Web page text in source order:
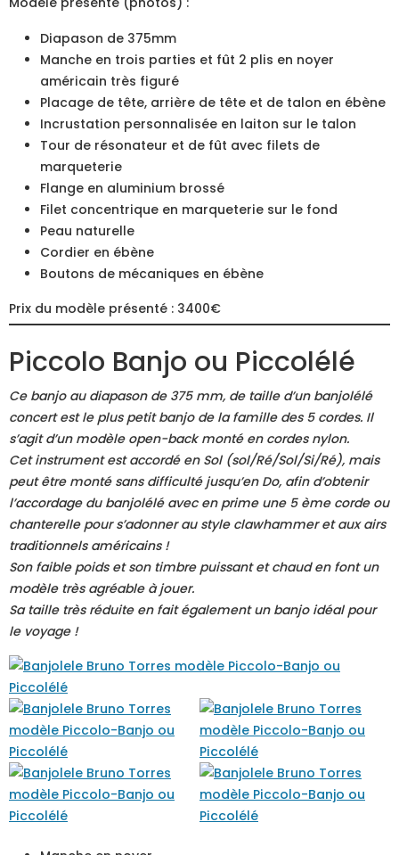
Diapason de 375mm
Manche en trois parties et fût 2 plis en noyer
américain très figuré
Placage de tête, arrière de tête et de talon en ébène
Incrustation personnalisée en laiton sur le talon
Tour de résonateur et de fût avec filets de
marqueterie
Flange en aluminium brossé
Filet concentrique en marqueterie sur le fond
Peau naturelle
Cordier en ébène
Boutons de mécaniques en ébène
Prix du modèle présenté : 3400€
Piccolo Banjo ou Piccolélé
Ce banjo au diapason de 375 mm, de taille d’un banjolélé
concert est le plus petit banjo de la famille des 5 cordes. Il
s’agit d’un modèle open-back monté en cordes nylon.
Cet instrument est accordé en Sol (sol/Ré/Sol/Si/Ré), mais
peut être monté sans difficulté jusqu’en Do, afin d’obtenir
l’accordage du banjolélé avec en prime une 5 ème corde ou
chanterelle pour s’adonner au style clawhammer et aux airs
traditionnels américains !
Son faible poids et son timbre puissant et chaud en font un
modèle très agréable à jouer.
Sa taille très réduite en fait également un banjo idéal pour
le voyage !